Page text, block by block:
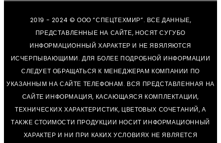
2019 - 2024 © ООО “СПЕЦТЕХМИР”. ВСЕ ДАННЫЕ,
ПРЕДСТАВЛЕННЫЕ НА САЙТЕ, НОСЯТ СУГУБО
ИНФОРМАЦИОННЫЙ ХАРАКТЕР И НЕ ЯВЯЛЯЮТСЯ
ИСЧЕРПЫВАЮЩИМИ. ДЛЯ БОЛЕЕ ПОДРОБНОЙ ИНФОРМАЦИИ
СЛЕДУЕТ ОБРАЩАТЬСЯ К МЕНЕДЖЕРАМ КОМПАНИИ ПО
УКАЗАННЫМ НА САЙТЕ ТЕЛЕФОНАМ. ВСЯ ПРЕДСТАВЛЕННАЯ НА
САЙТЕ ИНФОРМАЦИЯ, КАСАЮЩАЯСЯ КОМПЛЕКТАЦИИ,
ТЕХНИЧЕСКИХ ХАРАКТЕРИСТИК, ЦВЕТОВЫХ СОЧЕТАНИЙ, А
ТАКЖЕ СТОИМОСТИ ПРОДУКЦИИ НОСИТ ИНФОРМАЦИОННЫЙ
ХАРАКТЕР И НИ ПРИ КАКИХ УСЛОВИЯХ НЕ ЯВЛЯЕТСЯ